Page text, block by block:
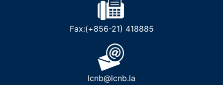
Fax:(+856-21) 418885
lcnb@lcnb.la